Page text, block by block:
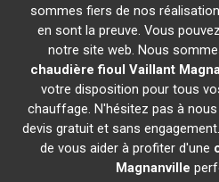
sommes fiers de nos
en sont la preuve. Vous
notre site web. Nous
chaudière fioul Vaillant
votre disposition pour tous
chauffage. N'hésitez pas à
devis gratuit et sans
de vous aider à profiter d'une
Magnanville